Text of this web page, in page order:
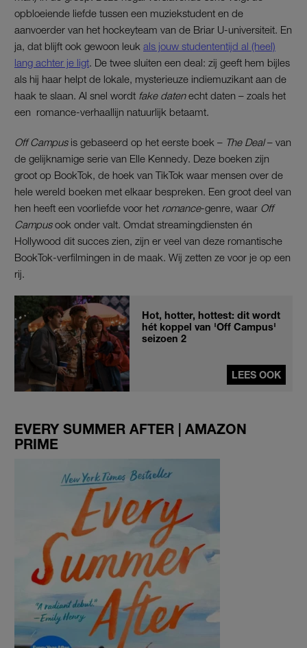
opbloeiende liefde tussen een muziekstudent en de
aanvoerder van het hockeyteam van de Briar U-universiteit. En
ja, dat blijft ook gewoon leuk als jouw studententijd al (heel)
lang achter je ligt . De twee sluiten een deal: zij geeft hem bijles
als hij haar helpt de lokale, mysterieuze indiemuzikant aan de
haak te slaan. Al snel wordt fake datenecht daten – zoals het
een romance-verhaallijn natuurlijk betaamt.
Off Campusis gebaseerd op het eerste boek – The Deal– van
de gelijknamige serie van Elle Kennedy. Deze boeken zijn
groot op BookTok, de hoek van TikTok waar mensen over de
hele wereld boeken met elkaar bespreken. Een groot deel van
hen heeft een voorliefde voor het romance-genre, waar Off
Campusook onder valt. Omdat streamingdiensten én
Hollywood dit succes zien, zijn er veel van deze romantische
BookTok-verfilmingen in de maak. Wij zetten ze voor je op een
rij.
Hot, hotter, hottest: dit wordt
hét koppel van 'Off Campus'
seizoen 2
LEES OOK
EVERY SUMMER AFTER | AMAZON
PRIME